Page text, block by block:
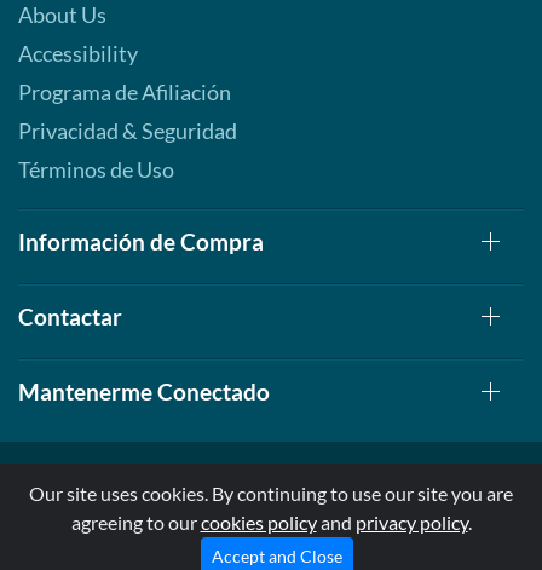
About Us
Accessibility
Programa de Afiliación
Privacidad & Seguridad
Términos de Uso
Información de Compra
Contactar
Mantenerme Conectado
© 1999-2026, AllStarHealth.com | All Rights Reserved
* Estas declaraciones no han sido evaluadas por la FDA
Our site uses cookies. By continuing to use our site you are
agreeing to ourcookies policyand privacy policy.
Accept and Close